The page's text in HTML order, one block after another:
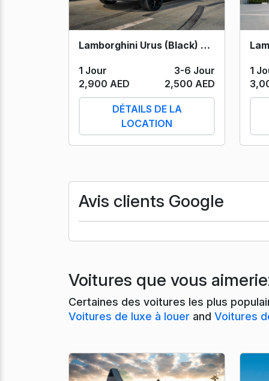
Lamborghini Urus (Black) 2020
1 Jour
3-6 Jour
2,900 AED
2,500 AED
DÉTAILS DE LA
LOCATION
1
Avis clients Google
Voitures que vous
Certaines des voitures les plus
Voitures de luxe à louer and Voitures